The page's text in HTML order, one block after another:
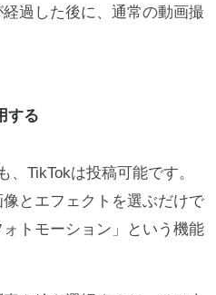
過した後に、通常の動画撮
する
TikTokは投稿可能です。
とエフェクトを選ぶだけで
トモーション」という機能